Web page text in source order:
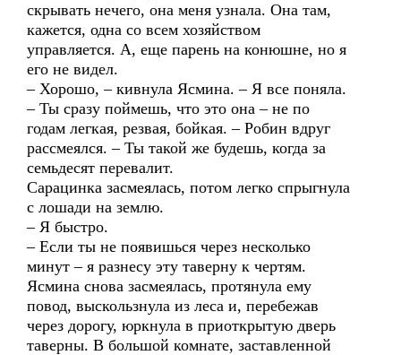
скрывать нечего, она меня узнала. Она там,
кажется, одна со всем хозяйством
управляется. А, еще парень на конюшне, но я
его не видел.
– Хорошо, – кивнула Ясмина. – Я все поняла.
– Ты сразу поймешь, что это она – не по
годам легкая, резвая, бойкая. – Робин вдруг
рассмеялся. – Ты такой же будешь, когда за
семьдесят перевалит.
Сарацинка засмеялась, потом легко спрыгнула
с лошади на землю.
– Я быстро.
– Если ты не появишься через несколько
минут – я разнесу эту таверну к чертям.
Ясмина снова засмеялась, протянула ему
повод, выскользнула из леса и, перебежав
через дорогу, юркнула в приоткрытую дверь
таверны. В большой комнате, заставленной